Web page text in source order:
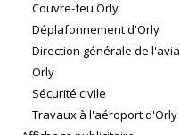
Couvre-feu Orly
Déplafonnement d'Orly
Direction générale de
Orly
Sécurité civile
Travaux à l'aéroport d'Orly